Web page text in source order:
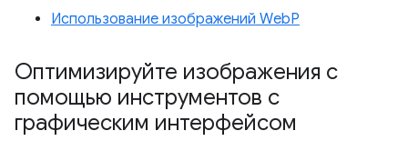
Использование изображений WebP
Оптимизируйте изображения с
помощью инструментов с
графическим интерфейсом